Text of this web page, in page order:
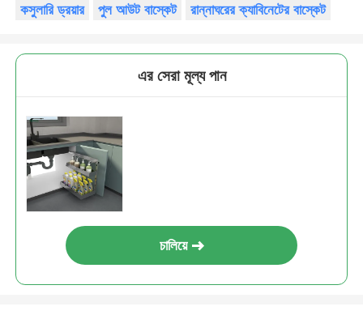
মান নিয়ন্ত্রণ
খবর
সব ক্ষেত্রেই
উদ্ধৃতির জন্য আবেদন
কসুলারি ড্রয়ার
পুল আউট বাস্কেট রান্নাঘরের ক্যাবিনেটের বাস্কেট
এর সেরা মূল্য পান
চালিয়ে